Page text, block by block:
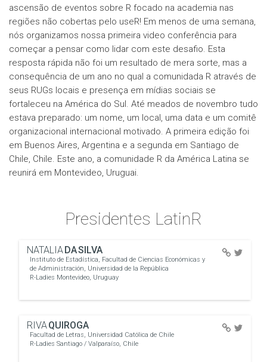
ascensão de eventos sobre R focado na academia nas
regiões não cobertas pelo useR! Em menos de uma semana,
nós organizamos nossa primeira video conferência para
começar a pensar como lidar com este desafio. Esta
resposta rápida não foi um resultado de mera sorte, mas a
consequência de um ano no qual a comunidada R através de
seus RUGs locais e presença em mídias sociais se
fortaleceu na América do Sul. Até meados de novembro tudo
estava preparado: um nome, um local, uma data e um comitê
organizacional internacional motivado. A primeira edição foi
em Buenos Aires, Argentina e a segunda em Santiago de
Chile, Chile. Este ano, a comunidade R da América Latina se
reunirá em Montevideo, Uruguai.
Presidentes LatinR
NATALIADA SILVA
Instituto de Estadística, Facultad de Ciencias Económicas y
de Administración, Universidad de la República
R-Ladies Montevideo, Uruguay
RIVAQUIROGA
Facultad de Letras, Universidad Católica de Chile
R-Ladies Santiago / Valparaíso, Chile